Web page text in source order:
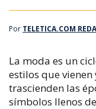
Por TELETICA.COM
La moda es un
estilos que
trascienden las
símbolos llenos